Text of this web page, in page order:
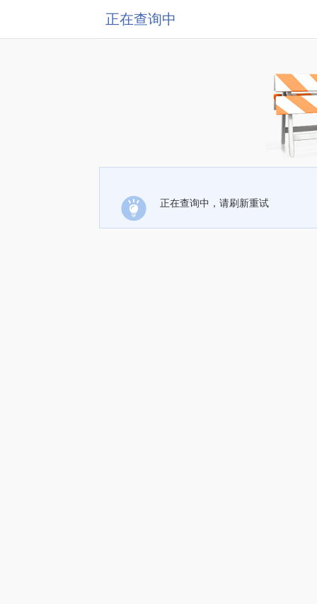
正在查询中
正在查询中，请刷新重试